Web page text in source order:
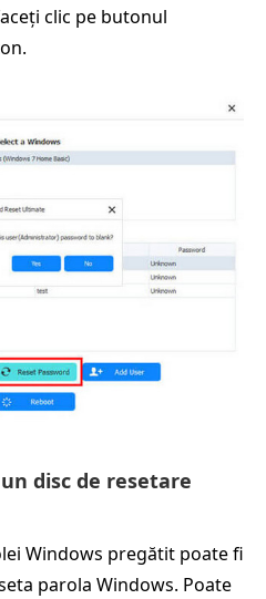
clic pe butonul
disc de resetare
Windows pregătit poate fi
parola Windows. Poate